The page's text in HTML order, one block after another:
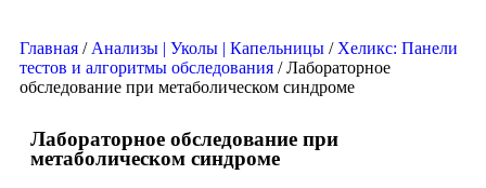
Главная / Анализы | Уколы | Капельницы / Хеликс: Панели
тестов и алгоритмы обследования / Лабораторное
обследование при метаболическом синдроме
Лабораторное обследование при
метаболическом синдроме